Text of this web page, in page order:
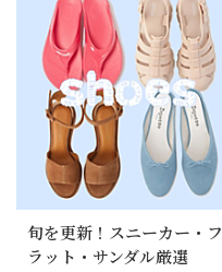
旬を更新！スニーカー・フ
ラット・サンダル厳選